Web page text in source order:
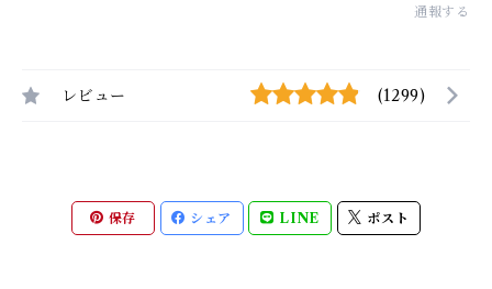
通報する
レビュー (1299)
保存 シェア LINE ポスト